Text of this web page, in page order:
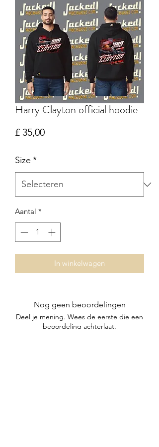
Harry Clayton official hoodie
£ 35,00Prijs
Size *
Aantal *
In winkelwagen
Nog geen beoordelingen
Deel je mening. Wees de eerste die een
beoordeling achterlaat.